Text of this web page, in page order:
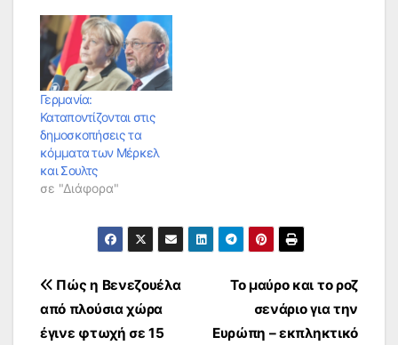
Γερμανία:
Καταποντίζονται στις
δημοσκοπήσεις τα
κόμματα των Μέρκελ
και Σουλτς
σε "Διάφορα"
Πλοήγηση
άρθρων
Το μαύρο και το ροζ
σενάριο για την
Ευρώπη – εκπληκτικό
Πώς η Βενεζουέλα
από πλούσια χώρα
έγινε φτωχή σε 15